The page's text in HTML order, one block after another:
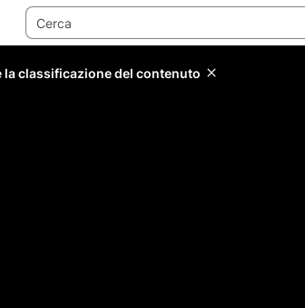
classificazione del contenuto